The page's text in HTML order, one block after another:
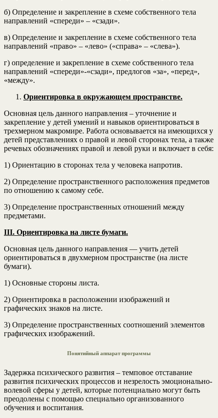
б) Определение и закрепление в схеме собственного тела
направлений «спереди» – «сзади».
в) Определение и закрепление в схеме собственного тела
направлений «право» – «лево» («справа» – «слева»).
г) определение и закрепление в схеме собственного тела
направлений «спереди»-«сзади», предлогов «за», «перед»,
«между».
Ориентировка в окружающем пространстве.
Основная цель данного направления – уточнение и
закрепление у детей умений и навыков ориентироваться в
трехмерном макромире. Работа основывается на имеющихся у
детей представлениях о правой и левой сторонах тела, а также
речевых обозначениях правой и левой руки и включает в себя:
1) Ориентацию в сторонах тела у человека напротив.
2) Определение пространственного расположения предметов
по отношению к самому себе.
3) Определение пространственных отношений между
предметами.
III. Ориентировка на листе бумаги.
Основная цель данного направления — учить детей
ориентироваться в двухмерном пространстве (на листе
бумаги).
1) Основные стороны листа.
2) Ориентировка в расположении изображений и
графических знаков на листе.
3) Определение пространственных соотношений элементов
графических изображений.
Понятийный аппарат программы
Задержка психического развития – темповое отставание
развития психических процессов и незрелость эмоционально-
волевой сферы у детей, которые потенциально могут быть
преодолены с помощью специально организованного
обучения и воспитания.